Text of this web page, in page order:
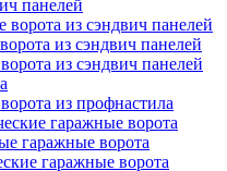
панелей
ворота из сэндвич панелей
из сэндвич панелей
из сэндвич панелей
из профнастила
гаражные ворота
гаражные ворота
гаражные ворота